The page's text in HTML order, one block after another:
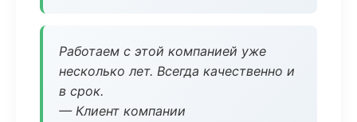
Работаем с этой компанией уже
несколько лет. Всегда качественно и
в срок.
— Клиент компании